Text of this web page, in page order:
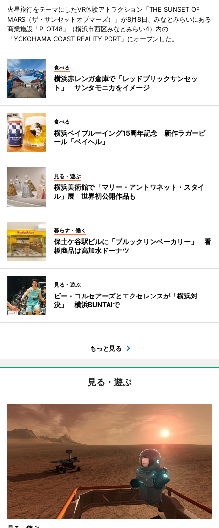
火星旅行をテーマにしたVR体験アトラクション「THE SUNSET OF
MARS（ザ・サンセットオブマーズ）」が8月8日、みなとみらいにある
商業施設「PLOT48」（横浜市西区みなとみらい4）内の
「YOKOHAMA COAST REALITY PORT」にオープンした。
食べる
横浜赤レンガ倉庫で「レッドブリックサンセッ
ト」 サンタモニカをイメージ
食べる
横浜ベイブルーイング15周年記念 新作ラガービ
ール「ベイヘル」
見る・遊ぶ
横浜美術館で「マリー・アントワネット・スタイ
ル」展 世界初公開作品も
暮らす・働く
保土ケ谷駅ビルに「ブルックリンベーカリー」 看
板商品は高加水ドーナツ
見る・遊ぶ
ビー・コルセアーズとエクセレンスが「横浜対
決」 横浜BUNTAIで
もっと見る
見る・遊ぶ